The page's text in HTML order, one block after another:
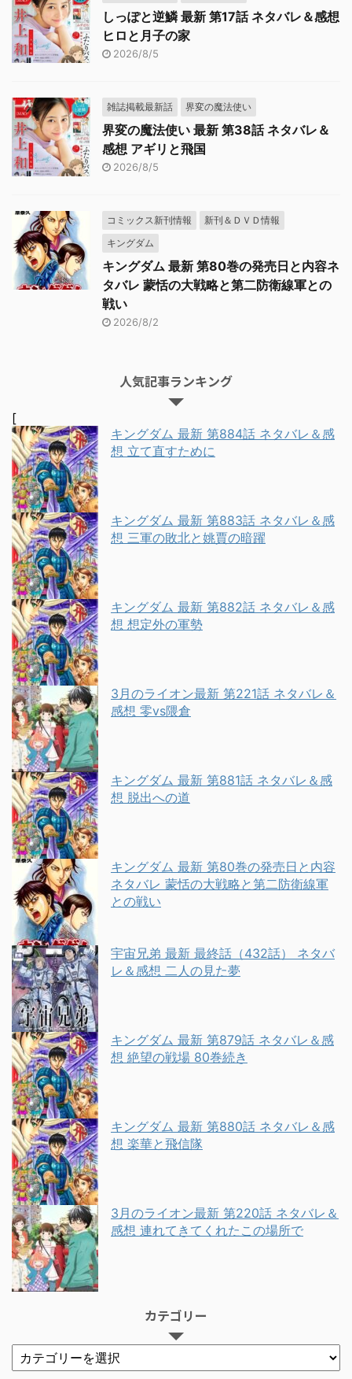
しっぽと逆鱗 最新 第17話 ネタバレ＆感想
ヒロと月子の家
2026/8/5
雑誌掲載最新話 界変の魔法使い
界変の魔法使い 最新 第38話 ネタバレ＆
感想 アギリと飛国
2026/8/5
コミックス新刊情報
新刊＆ＤＶＤ情報
キングダム
キングダム 最新 第80巻の発売日と内容ネ
タバレ 蒙恬の大戦略と第二防衛線軍との
戦い
2026/8/2
人気記事ランキング
[
キングダム 最新 第884話 ネタバレ＆感
想 立て直すために
キングダム 最新 第883話 ネタバレ＆感
想 三軍の敗北と姚賈の暗躍
キングダム 最新 第882話 ネタバレ＆感
想 想定外の軍勢
3月のライオン最新 第221話 ネタバレ＆
感想 零vs隈倉
キングダム 最新 第881話 ネタバレ＆感
想 脱出への道
キングダム 最新 第80巻の発売日と内容
ネタバレ 蒙恬の大戦略と第二防衛線軍
との戦い
宇宙兄弟 最新 最終話（432話） ネタバ
レ＆感想 二人の見た夢
キングダム 最新 第879話 ネタバレ＆感
想 絶望の戦場 80巻続き
キングダム 最新 第880話 ネタバレ＆感
想 楽華と飛信隊
3月のライオン最新 第220話 ネタバレ＆
感想 連れてきてくれたこの場所で
カテゴリー